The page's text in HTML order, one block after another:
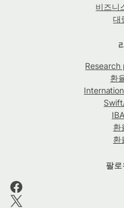
비즈니
대
환
환
환
팔로